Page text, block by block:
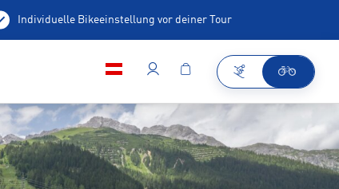
Individuelle Bikeeinstellung vor deiner Tour
Firmenradl Händler